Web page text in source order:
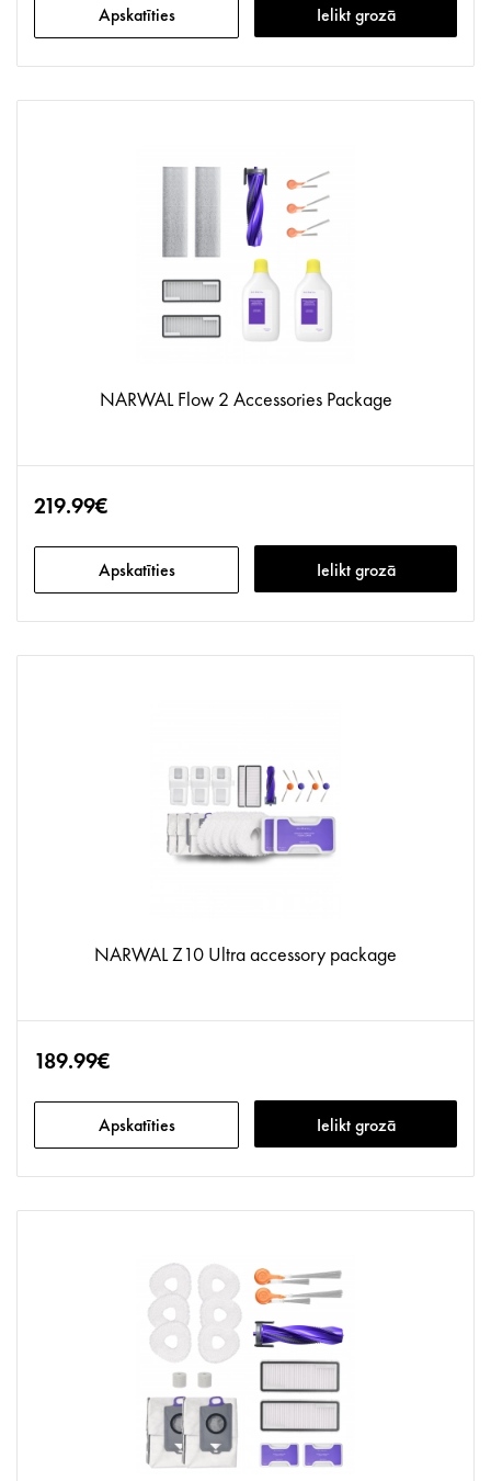
Apskatīties Ielikt grozā
NARWAL Flow 2 Accessories Package
219.99€
Apskatīties Ielikt grozā
NARWAL Z10 Ultra accessory package
189.99€
Apskatīties Ielikt grozā